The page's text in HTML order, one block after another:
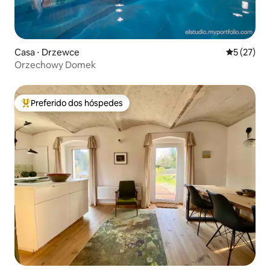
Casa ⋅ Drzewce 5 de uma
5 (27)
Orzechowy Domek
Entre os melhores preferidos dos hóspedes
Preferido dos hóspedes